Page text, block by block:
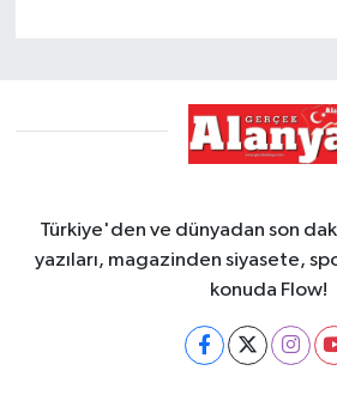
Türkiye'den ve dünyadan son
yazıları, magazinden siyasete,
konuda Flow!